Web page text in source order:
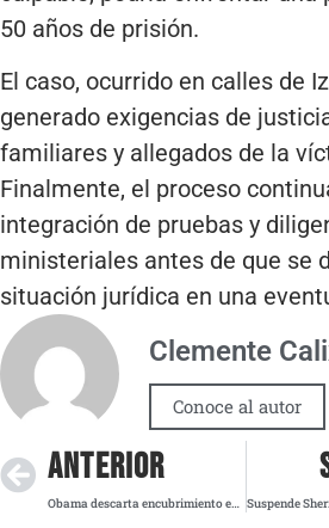
50 años de prisión.
El caso, ocurrido en calles de
generado exigencias de
familiares y allegados de la
Finalmente, el proceso
integración de pruebas y
ministeriales antes de que se
situación jurídica en una
Clemente
Conoce al autor
ANTERIOR
Obama descarta encubrimiento en Área 51 tras decir que “los extraterrestres son reales”